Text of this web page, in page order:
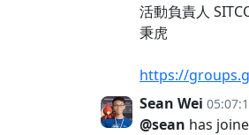
活動負責人
秉虎
https://
Sean Wei
@sean has